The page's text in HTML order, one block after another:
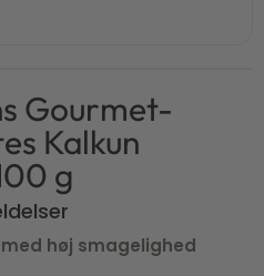
Gourmet-
Kalkun
g
høj smagelighed